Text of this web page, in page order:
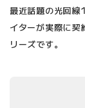
最近話題の光回
イターが実際に契
リーズです。